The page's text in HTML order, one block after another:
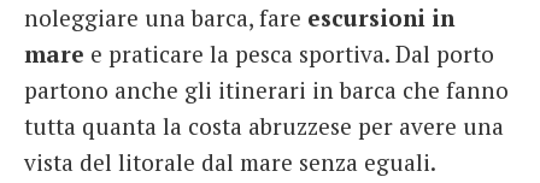
noleggiare una barca, fare escursioni in
mare e praticare la pesca sportiva. Dal porto
partono anche gli itinerari in barca che fanno
tutta quanta la costa abruzzese per avere una
vista del litorale dal mare senza eguali.